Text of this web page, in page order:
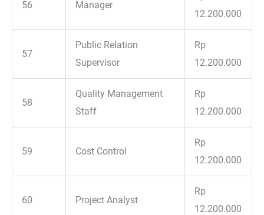
56 Manager
12.200.000
57
Public Relation
Supervisor
Rp
12.200.000
58
Quality Management
Staff
Rp
12.200.000
59 Cost Control
Rp
12.200.000
60 Project Analyst
Rp
12.200.000